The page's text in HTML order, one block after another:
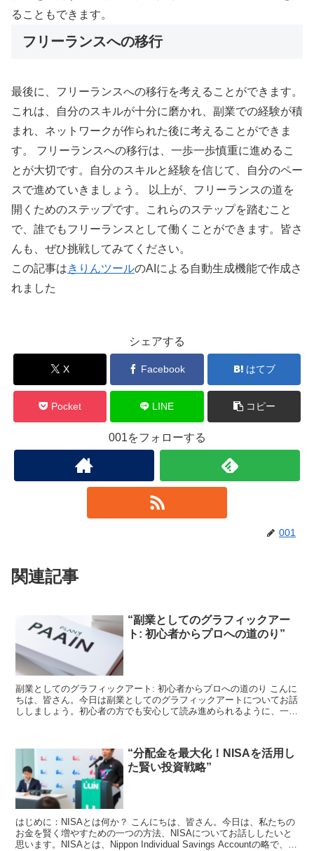
ることもできます。
フリーランスへの移行
最後に、フリーランスへの移行を考えることができます。
これは、自分のスキルが十分に磨かれ、副業での経験が積
まれ、ネットワークが作られた後に考えることができま
す。 フリーランスへの移行は、一歩一歩慎重に進めるこ
とが大切です。自分のスキルと経験を信じて、自分のペー
スで進めていきましょう。 以上が、フリーランスの道を
開くためのステップです。これらのステップを踏むこと
で、誰でもフリーランスとして働くことができます。皆さ
んも、ぜひ挑戦してみてください。
この記事はきりんツールのAIによる自動生成機能で作成さ
れました
シェアする
X Facebook はてブ
Pocket LINE コピー
001をフォローする
001
関連記事
“副業としてのグラフィックアー
ト: 初心者からプロへの道のり”
副業としてのグラフィックアート: 初心者からプロへの道のり こんに
ちは、皆さん。今日は副業としてのグラフィックアートについてお話
ししましょう。初心者の方でも安心して読み進められるように、一歩
“分配金を最大化！NISAを活用し
た賢い投資戦略”
はじめに：NISAとは何か？ こんにちは、皆さん。今日は、私たちの
お金を賢く増やすための一つの方法、NISAについてお話ししたいと
思います。NISAとは、Nippon Individual Savings Accountの略で、日